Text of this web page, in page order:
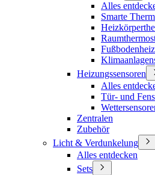
Alles
Smarte
Heizungssensoren
Alles
Tür- und
Zentralen
Zubehör
Licht & Verdunkelung
Alles entdecken
Sets